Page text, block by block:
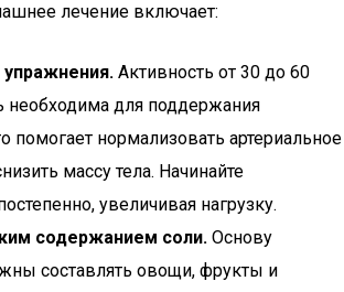
лечение включает:
Активность от 30 до 60
необходима для поддержания
помогает нормализовать артериальное
массу тела. Начинайте
увеличивая нагрузку.
содержанием соли. Основу
составлять овощи, фрукты и